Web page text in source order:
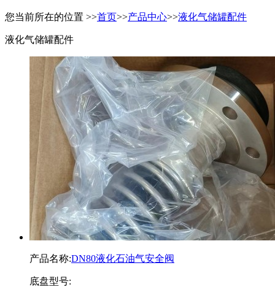
您当前所在的位置 >>首页>>产品中心>>液化气储罐配件
液化气储罐配件
产品名称:DN80液化石油气安全阀
底盘型号: